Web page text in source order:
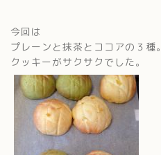
今回は
プレーンと抹茶とココアの３種。
クッキーがサクサクでした。